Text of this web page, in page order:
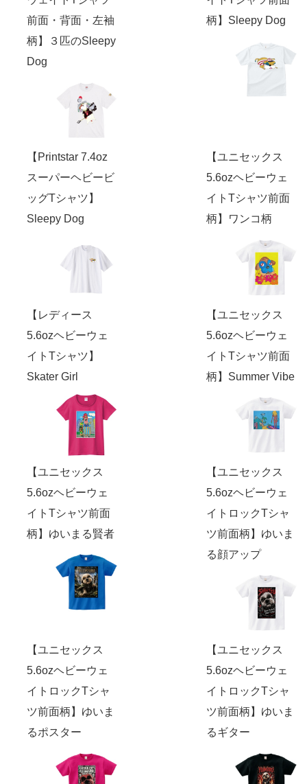
前面・背面・左袖
柄】３匹のSleepy
Dog
柄】Sleepy Dog
【Printstar 7.4oz
スーパーヘビービ
ッグTシャツ】
Sleepy Dog
【ユニセックス
5.6ozヘビーウェ
イトTシャツ前面
柄】ワンコ柄
【レディース
5.6ozヘビーウェ
イトTシャツ】
Skater Girl
【ユニセックス
5.6ozヘビーウェ
イトTシャツ前面
柄】Summer Vibe
【ユニセックス
5.6ozヘビーウェ
イトTシャツ前面
柄】ゆいまる賢者
【ユニセックス
5.6ozヘビーウェ
イトロックTシャ
ツ前面柄】ゆいま
る顔アップ
【ユニセックス
5.6ozヘビーウェ
イトロックTシャ
ツ前面柄】ゆいま
るポスター
【ユニセックス
5.6ozヘビーウェ
イトロックTシャ
ツ前面柄】ゆいま
るギター